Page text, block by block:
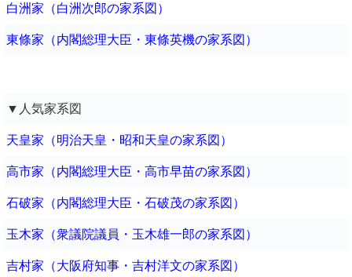
白洲家（白洲次郎の家系図）
東條家（内閣総理大臣・東條英機の家系図）
▼人気家系図
天皇家（明治天皇・昭和天皇の家系図）
高市家（内閣総理大臣・高市早苗の家系図）
石破家（内閣総理大臣・石破茂の家系図）
玉木家（衆議院議員・玉木雄一郎の家系図）
吉村家（大阪府知事・吉村洋文の家系図）